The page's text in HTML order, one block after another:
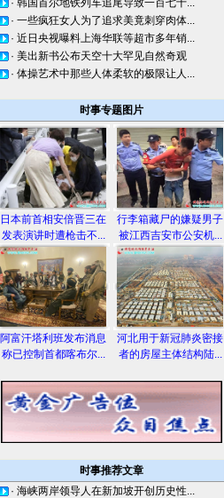
· 韩国首尔地铁列车追尾导致一百七十...
· 一些疯狂女人为了追求美竟刺穿肉体...
· 近日央视曝料上海华联等超市多年销...
· 美出新书公布天空十大罕见自然奇观
· 体操艺术中那些人体柔软的极限让人...
时事专题图片
日本前首相安倍晋三在
发表演讲时遭枪击不...
阿富汗塔利班发布消息
称已控制首都喀布尔...
行李箱藏尸的嫌疑男子
被江西吉安市公安机...
河北用于新冠肺炎密接
者的房屋主体结构陆...
时事推荐文章
· 海峡两岸领导人在新加坡开创历史性...